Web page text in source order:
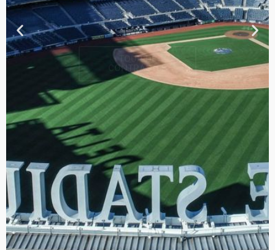
TOUR DE
CONTRASTES